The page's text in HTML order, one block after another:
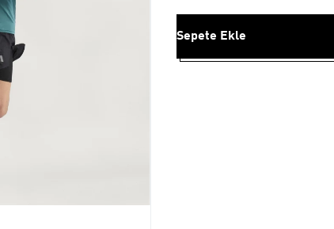
Sepete Ekle